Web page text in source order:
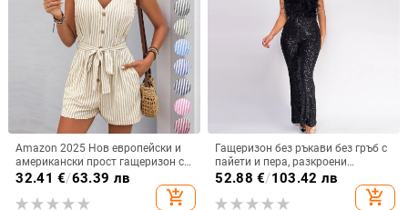
Amazon 2025 Нов европейски и
американски прост гащеризон с
трансграничен дизайн, V-образно
деколте, без ръкави и райета,
гащеризон с къси панталони
32.41 €/63.39 лв
add_shopping_cart
Гащеризон без ръкави без гръб с
пайети и пера, разкроени
крачоли, полиестер, средна
52.88 €/103.42 лв
add_shopping_cart